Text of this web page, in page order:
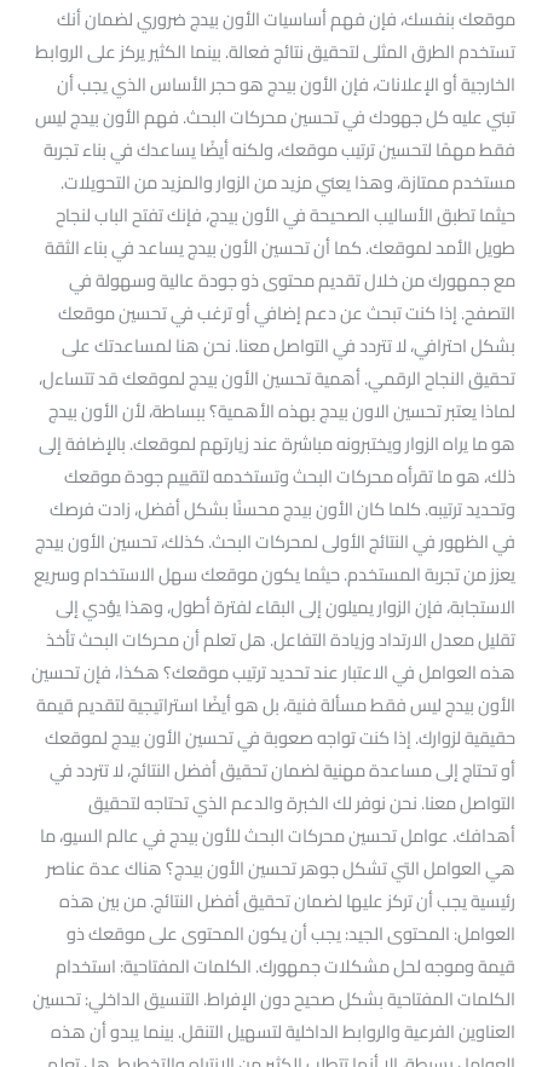
موقعك بنفسك، فإن فهم أساسيات الأون بيدج ضروري لضمان أنك
تستخدم الطرق المثلى لتحقيق نتائج فعالة. بينما الكثير يركز على الروابط
الخارجية أو الإعلانات، فإن الأون بيدج هو حجر الأساس الذي يجب أن
تبني عليه كل جهودك في تحسين محركات البحث. فهم الأون بيدج ليس
فقط مهمًا لتحسين ترتيب موقعك، ولكنه أيضًا يساعدك في بناء تجربة
مستخدم ممتازة، وهذا يعني مزيد من الزوار والمزيد من التحويلات.
حيثما تطبق الأساليب الصحيحة في الأون بيدج، فإنك تفتح الباب لنجاح
طويل الأمد لموقعك. كما أن تحسين الأون بيدج يساعد في بناء الثقة
مع جمهورك من خلال تقديم محتوى ذو جودة عالية وسهولة في
التصفح. إذا كنت تبحث عن دعم إضافي أو ترغب في تحسين موقعك
بشكل احترافي، لا تتردد في التواصل معنا. نحن هنا لمساعدتك على
تحقيق النجاح الرقمي. أهمية تحسين الأون بيدج لموقعك قد تتساءل،
لماذا يعتبر تحسين الاون بيدج بهذه الأهمية؟ ببساطة، لأن الأون بيدج
هو ما يراه الزوار ويختبرونه مباشرة عند زيارتهم لموقعك. بالإضافة إلى
ذلك، هو ما تقرأه محركات البحث وتستخدمه لتقييم جودة موقعك
وتحديد ترتيبه. كلما كان الأون بيدج محسنًا بشكل أفضل، زادت فرصك
في الظهور في النتائج الأولى لمحركات البحث. كذلك، تحسين الأون بيدج
يعزز من تجربة المستخدم. حيثما يكون موقعك سهل الاستخدام وسريع
الاستجابة، فإن الزوار يميلون إلى البقاء لفترة أطول، وهذا يؤدي إلى
تقليل معدل الارتداد وزيادة التفاعل. هل تعلم أن محركات البحث تأخذ
هذه العوامل في الاعتبار عند تحديد ترتيب موقعك؟ هكذا، فإن تحسين
الأون بيدج ليس فقط مسألة فنية، بل هو أيضًا استراتيجية لتقديم قيمة
حقيقية لزوارك. إذا كنت تواجه صعوبة في تحسين الأون بيدج لموقعك
أو تحتاج إلى مساعدة مهنية لضمان تحقيق أفضل النتائج، لا تتردد في
التواصل معنا. نحن نوفر لك الخبرة والدعم الذي تحتاجه لتحقيق
أهدافك. عوامل تحسين محركات البحث للأون بيدج في عالم السيو، ما
هي العوامل التي تشكل جوهر تحسين الأون بيدج؟ هناك عدة عناصر
رئيسية يجب أن تركز عليها لضمان تحقيق أفضل النتائج. من بين هذه
العوامل: المحتوى الجيد: يجب أن يكون المحتوى على موقعك ذو
قيمة وموجه لحل مشكلات جمهورك. الكلمات المفتاحية: استخدام
الكلمات المفتاحية بشكل صحيح دون الإفراط. التنسيق الداخلي: تحسين
العناوين الفرعية والروابط الداخلية لتسهيل التنقل. بينما يبدو أن هذه